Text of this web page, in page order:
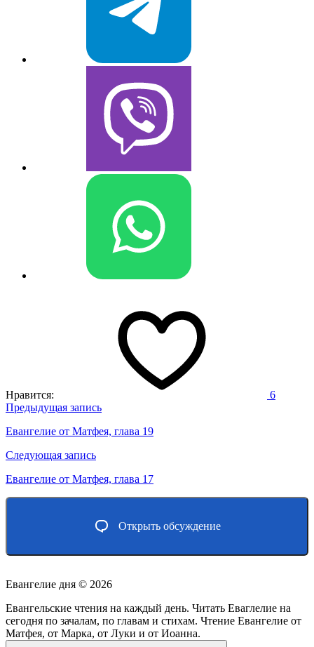
Нравится: 6
Навигация
по
записям
Предыдущая запись
Евангелие от Матфея, глава 19
Следующая запись
Евангелие от Матфея, глава 17
Открыть обсуждение
Евангелие дня © 2026
Евангельские чтения на каждый день. Читать Еваглелие на
сегодня по зачалам, по главам и стихам. Чтение Евангелие от
Матфея, от Марка, от Луки и от Иоанна.